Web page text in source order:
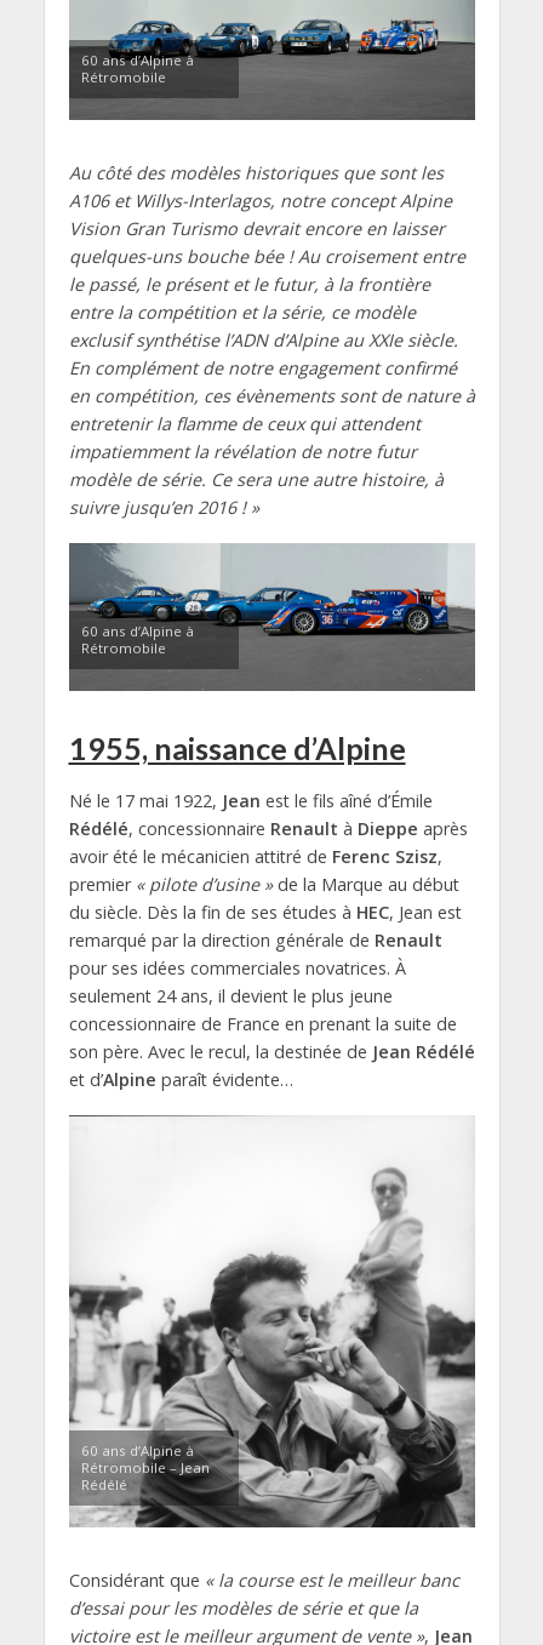
60 ans d’Alpine à
Rétromobile
Au côté des modèles historiques que sont les
A106 et Willys-Interlagos, notre concept Alpine
Vision Gran Turismo devrait encore en laisser
quelques-uns bouche bée ! Au croisement entre
le passé, le présent et le futur, à la frontière
entre la compétition et la série, ce modèle
exclusif synthétise l’ADN d’Alpine au XXIe siècle.
En complément de notre engagement confirmé
en compétition, ces évènements sont de nature à
entretenir la flamme de ceux qui attendent
impatiemment la révélation de notre futur
modèle de série. Ce sera une autre histoire, à
suivre jusqu’en 2016 ! »
60 ans d’Alpine à
Rétromobile
1955, naissance d’Alpine
Né le 17 mai 1922, Jean est le fils aîné d’Émile
Rédélé, concessionnaire Renault à Dieppe après
avoir été le mécanicien attitré de Ferenc Szisz,
premier « pilote d’usine »de la Marque au début
du siècle. Dès la fin de ses études à HEC, Jean est
remarqué par la direction générale de Renault
pour ses idées commerciales novatrices. À
seulement 24 ans, il devient le plus jeune
concessionnaire de France en prenant la suite de
son père. Avec le recul, la destinée de Jean Rédélé
et d’Alpine paraît évidente…
60 ans d’Alpine à
Rétromobile – Jean
Rédélé
Considérant que « la course est le meilleur banc
d’essai pour les modèles de série et que la
victoire est le meilleur argument de vente », Jean